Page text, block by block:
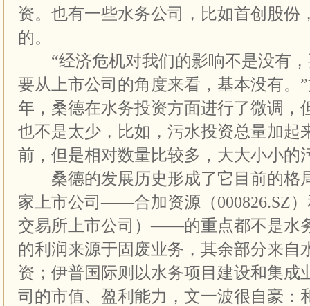
资。也有一些水务公司，比如首创股份
的。
“经济危机对我们的影响不是没有，
要从上市公司的角度来看，基本没有。
年，桑德在水务投资方面进行了微调，
也不是太少，比如，污水投资总量加起
前，但是相对数量比较多，大大小小的
桑德的发展历史形成了它目前的格
家上市公司——合加资源（000826.SZ
交易所上市公司）——的重点都不是水
的利润来源于固废业务，其余部分来自
资；伊普国际则以水务项目建设和集成
司的市值、盈利能力，文一波很自豪：